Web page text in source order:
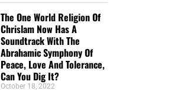
The One World Religion Of
Chrislam Now Has A
Soundtrack With The
Abrahamic Symphony Of
Peace, Love And Tolerance,
Can You Dig It?
October 18, 2022